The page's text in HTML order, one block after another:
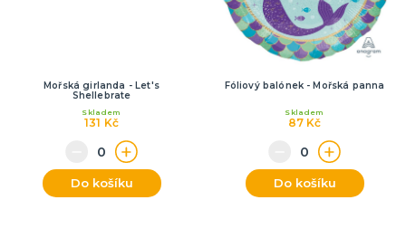
Mořská girlanda - Let's
Shellebrate
131 Kč
Skladem
Do košíku
Fóliový balónek - Mořská panna
87 Kč
Skladem
Do košíku